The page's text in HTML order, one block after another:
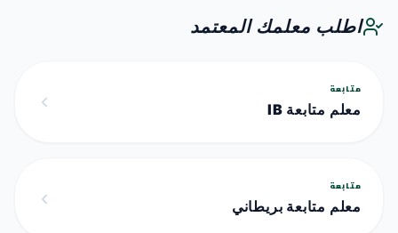
اطلب معلمك المعتمد
متابعة
معلم متابعة IB
متابعة
معلم متابعة بريطاني